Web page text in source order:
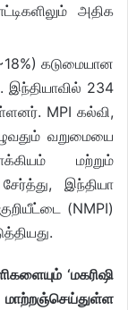
அதிக
கடுமையான
இந்தியாவில் 234
MPI கல்வி,
வறுமையை
மற்றும்
இந்தியா
(NMPI)
‘மகரிஷி
மாற்றஞ்செய்துள்ள